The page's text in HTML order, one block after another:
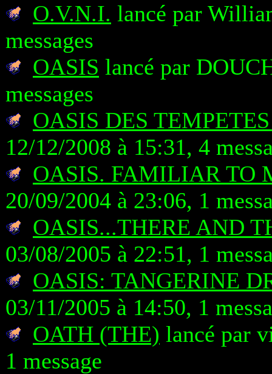
O.V.N.I. lancé par
messages
OASIS lancé par
messages
OASIS DES
12/12/2008 à 15:31, 4
OASIS. FAMILIAR TO
20/09/2004 à 23:06, 1
OASIS...THERE AND
03/08/2005 à 22:51, 1
OASIS: TANGERINE
03/11/2005 à 14:50, 1
OATH (THE) lancé par
1 message